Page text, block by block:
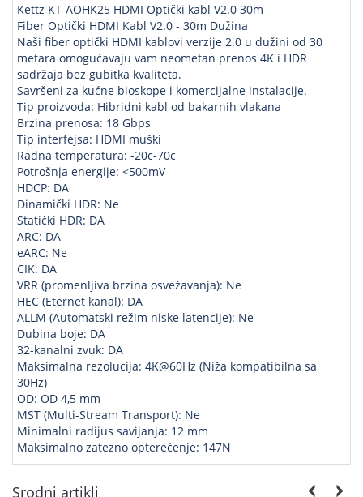
Kettz KT-AOHK25 HDMI Optički kabl V2.0 30m
Fiber Optički HDMI Kabl V2.0 - 30m Dužina
Naši fiber optički HDMI kablovi verzije 2.0 u dužini od 30
metara omogućavaju vam neometan prenos 4K i HDR
sadržaja bez gubitka kvaliteta.
Savršeni za kućne bioskope i komercijalne instalacije.
Tip proizvoda: Hibridni kabl od bakarnih vlakana
Brzina prenosa: 18 Gbps
Tip interfejsa: HDMI muški
Radna temperatura: -20c-70c
Potrošnja energije: <500mV
HDCP: DA
Dinamički HDR: Ne
Statički HDR: DA
ARC: DA
eARC: Ne
CIK: DA
VRR (promenljiva brzina osvežavanja): Ne
HEC (Eternet kanal): DA
ALLM (Automatski režim niske latencije): Ne
Dubina boje: DA
32-kanalni zvuk: DA
Maksimalna rezolucija: 4K@60Hz (Niža kompatibilna sa
30Hz)
OD: OD 4,5 mm
MST (Multi-Stream Transport): Ne
Minimalni radijus savijanja: 12 mm
Maksimalno zatezno opterećenje: 147N
Srodni artikli